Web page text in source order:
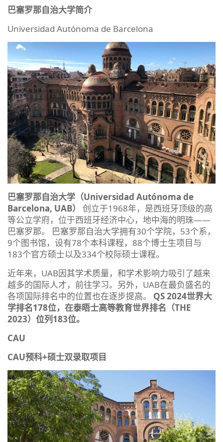
巴塞罗那自治大学简介
Universidad Autónoma de Barcelona
巴塞罗那自治大学（Universidad Autónoma de
Barcelona, UAB）
创立于1968年，是西班牙顶级的高
等公立学府，位于西班牙经济中心，地中海的明珠——
巴塞罗那。 巴塞罗那自治大学拥有30个学院，53个系，
9个图书馆，设有78个本科课程，88个博士生项目与
183个官方硕士以及334个校际硕士课程。
近年来，UAB因其学术质量，和学术影响力吸引了越来
越多的国际人才，前往学习。另外，UAB在最负盛名的
各项国际排名中的位置也在逐步提高。 QS 2024世界大
学排名178位，在泰晤士高等教育世界排名（THE
2023）位列183位。
CAU
CAU预科+硕士双录取项目